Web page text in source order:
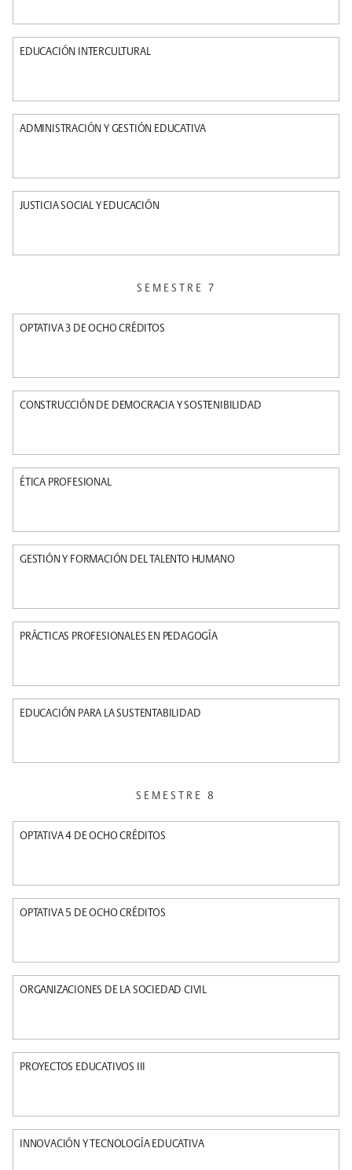
EDUCACIÓN INTERCULTURAL
ADMINISTRACIÓN Y GESTIÓN EDUCATIVA
JUSTICIA SOCIAL Y EDUCACIÓN
SEMESTRE 7
OPTATIVA 3 DE OCHO CRÉDITOS
CONSTRUCCIÓN DE DEMOCRACIA Y SOSTENIBILIDAD
ÉTICA PROFESIONAL
GESTIÓN Y FORMACIÓN DEL TALENTO HUMANO
PRÁCTICAS PROFESIONALES EN PEDAGOGÍA
EDUCACIÓN PARA LA SUSTENTABILIDAD
SEMESTRE 8
OPTATIVA 4 DE OCHO CRÉDITOS
OPTATIVA 5 DE OCHO CRÉDITOS
ORGANIZACIONES DE LA SOCIEDAD CIVIL
PROYECTOS EDUCATIVOS III
INNOVACIÓN Y TECNOLOGÍA EDUCATIVA